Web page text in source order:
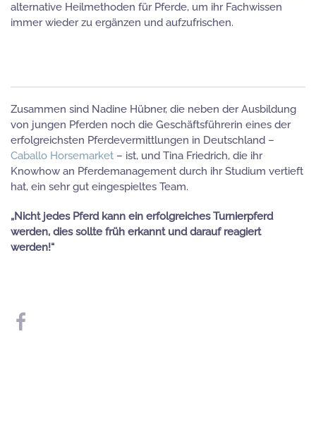
alternative Heilmethoden für Pferde, um ihr Fachwissen
immer wieder zu ergänzen und aufzufrischen.
Zusammen sind Nadine Hübner, die neben der Ausbildung
von jungen Pferden noch die Geschäftsführerin eines der
erfolgreichsten Pferdevermittlungen in Deutschland –
Caballo Horsemarket – ist, und Tina Friedrich, die ihr
Knowhow an Pferdemanagement durch ihr Studium vertieft
hat, ein sehr gut eingespieltes Team.
„Nicht jedes Pferd kann ein erfolgreiches Turnierpferd
werden, dies sollte früh erkannt und darauf reagiert
werden!“